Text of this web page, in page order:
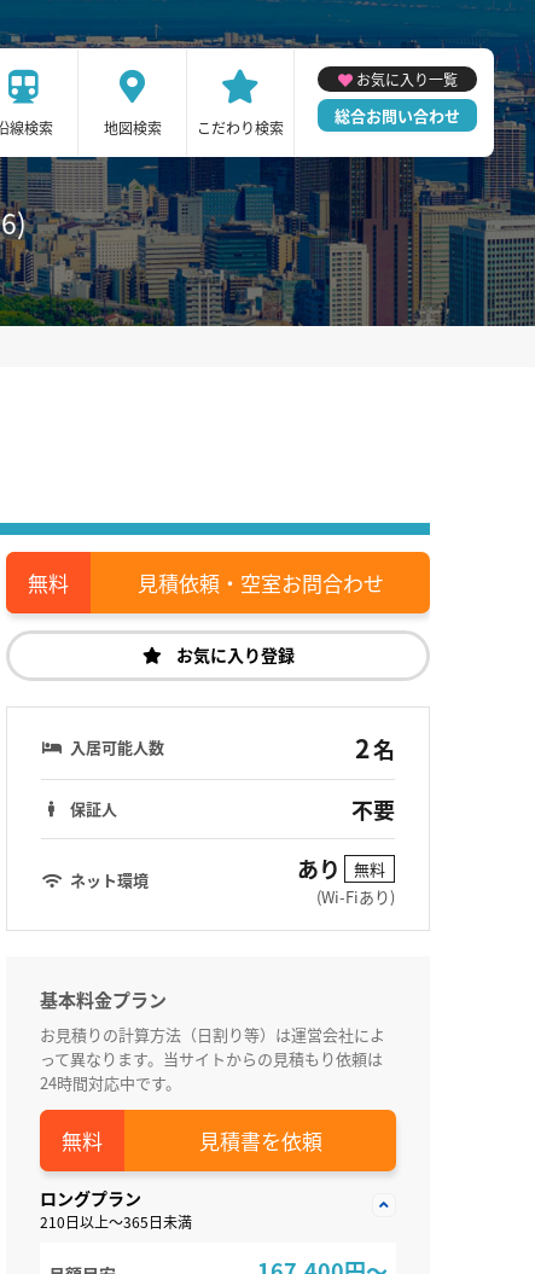
線検索 地図検索 こだわり検索
お気に入り一覧
総合お問い合わせ
見積依頼・空室お問合わせ
お気に入り登録
入居可能人数 2名
保証人 不要
ネット環境 あり
無料
(Wi-Fiあり)
基本料金プラン
お見積りの計算方法（日割り等）は運営会社によ
って異なります。当サイトからの見積もり依頼は
24時間対応中です。
見積書を依頼
ロングプラン
210日以上～365日未満